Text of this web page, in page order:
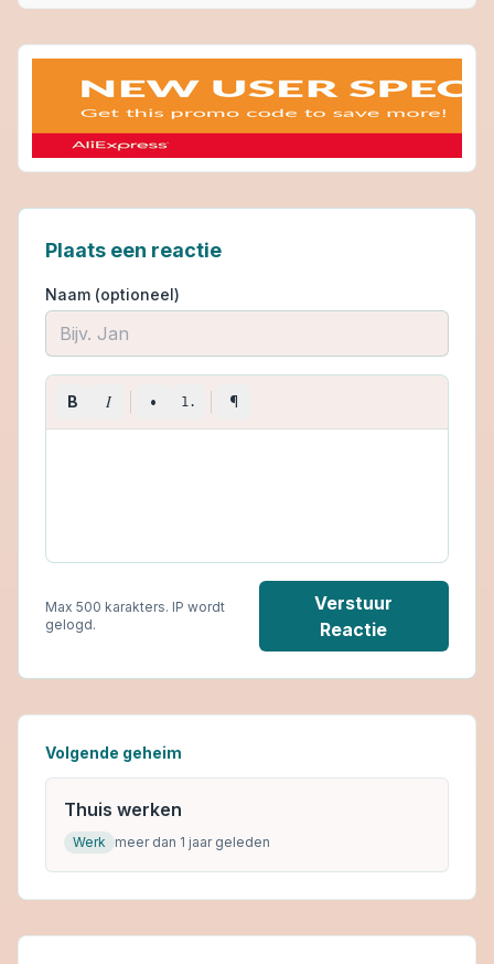
Plaats een reactie
Naam (optioneel)
B I • 1. ¶
Max 500 karakters. IP wordt
gelogd.
Verstuur
Reactie
Volgende geheim
Thuis werken
Werk meer dan 1 jaar geleden